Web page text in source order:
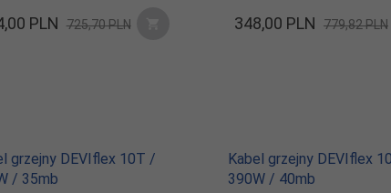
00 PLN 725,70 PLN 348,00 PLN 779,82 PLN
grzejny DEVIflex 10T /
/ 35mb
Kabel grzejny DEVIflex
390W / 40mb